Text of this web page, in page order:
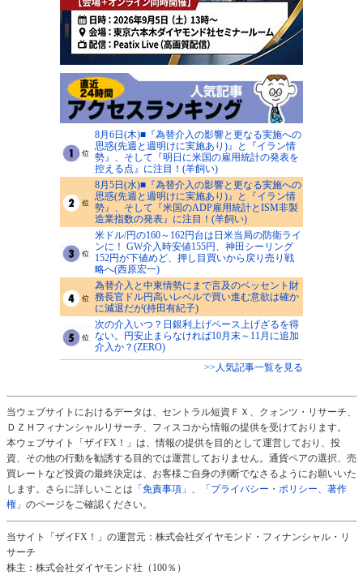
8月6日(木)■『為替介入の影響と更なる実施への
思惑(先週と週明けに実施あり)』と『イラン情
勢』、そして『明日に米国の雇用統計の発表を
控える点』に注目！(羊飼い)
8月5日(水)■『為替介入の影響と更なる実施への
思惑(先週と週明けに実施あり)』と『イラン情
勢』、そして『米国のADP雇用統計とISM非製
造業指数の発表』に注目！(羊飼い)
米ドル/円の160～162円台は日米当局の防衛ライ
ンに！ GW介入時安値155円、神田シーリング
152円が下値めど、押し目買いから戻り売り戦
略へ(西原宏一)
為替介入と中東情勢にまで言及のベッセント財
務長官ドル円高いレベルで買い進む意欲は確か
に減退だが(持田有紀子)
次の介入いつ？日銀利上げペース上げざるを得
ない。円安止まらなければ10月末～11月に追加
介入か？(ZERO)
>>人気記事一覧を見る
当ウェブサイトにおけるデータは、セントラル短資ＦＸ、クォンツ・リサーチ、
ＤＺＨフィナンシャルリサーチ、フィスコから情報の提供を受けております。
本ウェブサイト「ザイFX！」は、情報の提供を目的として運営しており、投
資、その他の行動を勧誘する目的では運営しておりません。通貨ペアの選択、売
買レートなど投資の最終決定は、お客様ご自身の判断でなさるようにお願いいた
します。さらに詳しいことは 「免責事項」 、
「プライバシー・ポリシー、著作
権」 のページをご確認ください。
当サイト「ザイFX！」の運営元：株式会社ダイヤモンド・フィナンシャル・リ
サーチ
株主：株式会社ダイヤモンド社（100％）